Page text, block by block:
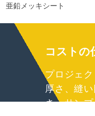
亜鉛メッキシート
コストの
プロジェ
厚さ、縫
さ、サン